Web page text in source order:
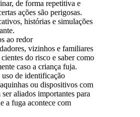
de forma repetitiva e
ações são perigosas.
histórias e simulações
ao redor
vizinhos e familiares
do risco e saber como
caso a criança fuja.
de identificação
ou dispositivos com
aliados importantes para
a fuga acontece com